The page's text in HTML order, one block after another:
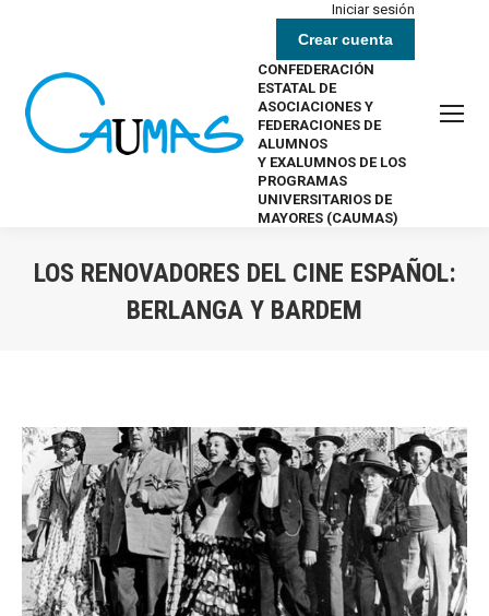
Iniciar sesión
Crear cuenta
CONFEDERACIÓN
ESTATAL DE
ASOCIACIONES Y
FEDERACIONES DE
ALUMNOS
Y EXALUMNOS DE LOS
PROGRAMAS
UNIVERSITARIOS DE
MAYORES (CAUMAS)
LOS RENOVADORES DEL CINE ESPAÑOL:
BERLANGA Y BARDEM